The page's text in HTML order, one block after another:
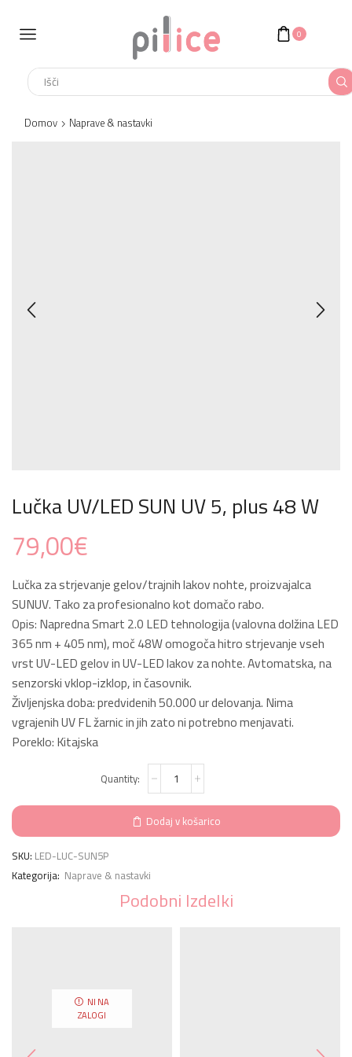
0
Domov Naprave & nastavki
Lučka UV/LED SUN UV 5, plus 48 W
79,00€
Lučka za strjevanje gelov/trajnih lakov nohte, proizvajalca
SUNUV. Tako za profesionalno kot domačo rabo.
Opis: Napredna Smart 2.0 LED tehnologija (valovna dolžina LED
365 nm + 405 nm), moč 48W omogoča hitro strjevanje vseh
vrst UV-LED gelov in UV-LED lakov za nohte. Avtomatska, na
senzorski vklop-izklop, in časovnik.
Življenjska doba: predvidenih 50.000 ur delovanja. Nima
vgrajenih UV FL žarnic in jih zato ni potrebno menjavati.
Poreklo: Kitajska
Lučka
UV/LED
SUN
5,
plus
W
količina
Dodaj v košarico
SKU: LED-LUC-SUN5P
Kategorija: Naprave & nastavki
Podobni Izdelki
NI NA
ZALOGI